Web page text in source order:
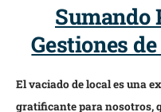
Sumando
Gestiones
El vaciado de local es una
gratificante para nosotros,